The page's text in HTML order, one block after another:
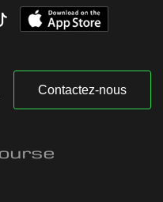
Contactez-nous